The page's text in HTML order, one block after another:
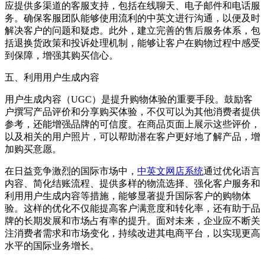
应提供多渠道的客服支持，包括在线聊天、电子邮件和电话服
务。确保客服团队能够使用流利的中英文进行沟通，以便及时
解决客户的问题和疑虑。此外，建立完善的售后服务体系，包
括退换货政策和投诉处理机制，能够让客户在购物过程中感受
到保障，增强其购买信心。
五、利用用户生成内容
用户生成内容（UGC）是提升购物体验的重要手段。鼓励客
户撰写产品评价和分享购买体验，不仅可以为其他消费者提供
参考，还能增强品牌的可信度。在商品页面上展示这些评价，
以及相关的用户照片，可以帮助潜在客户更好地了解产品，增
加购买意愿。
在日益竞争激烈的国际市场中， 中英文网店系统通过优化语言
内容、简化结账流程、提供多样的物流选择、强化客户服务和
利用用户生成内容等措施，能够显著提升国际客户的购物体
验。这样的优化不仅能提高客户满意度和转化率，还有助于品
牌的长期发展和市场占有率的提升。面对未来，企业应不断关
注消费者需求和市场变化，持续改进其电商平台，以实现更高
水平的国际业务增长。